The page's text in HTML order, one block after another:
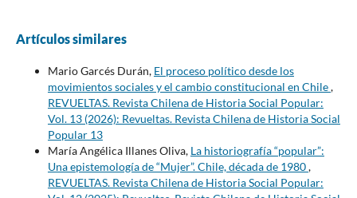
Artículos similares
Mario Garcés Durán, El proceso político desde los
movimientos sociales y el cambio constitucional en Chile,
REVUELTAS. Revista Chilena de Historia Social Popular:
Vol. 13 (2026): Revueltas. Revista Chilena de Historia Social
Popular 13
María Angélica Illanes Oliva, La historiografía “popular”:
Una epistemología de “Mujer”. Chile, década de 1980,
REVUELTAS. Revista Chilena de Historia Social Popular: